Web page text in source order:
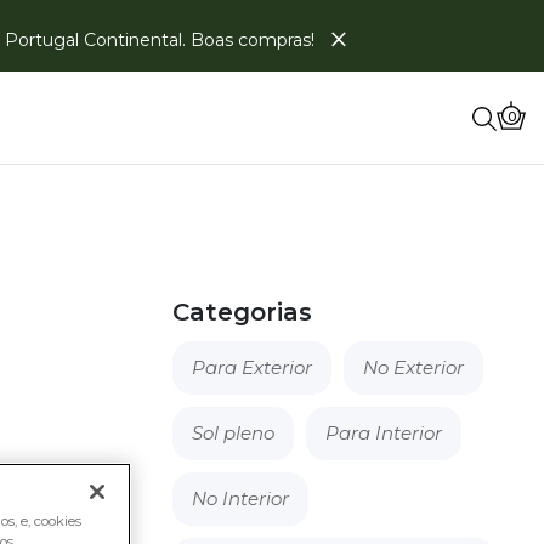
Continental. Boas compras! ×
0
Categorias
Para Exterior No Exterior
Sol pleno Para Interior
No Interior
e, cookies